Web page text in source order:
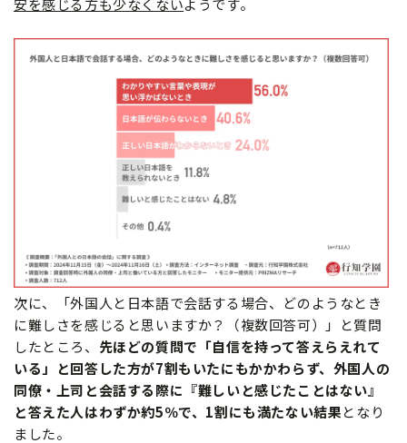
安を感じる方も少なくないようです。
次に、「外国人と日本語で会話する場合、どのようなとき
に難しさを感じると思いますか？（複数回答可）」と質問
したところ、 先ほどの質問で 「自信を持って答えらえれて
いる」と回答した方が7割もいたにもかかわらず、外国人の
同僚・上司と会話する際に『難しいと感じたことはない』
と答えた人はわずか約5％で、1割にも満たない結果となり
ました。